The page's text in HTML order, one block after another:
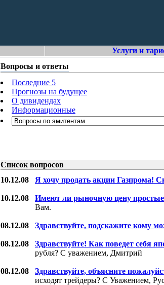
Услуги и
Вопросы и ответы
Последние 5
Прогнозы на будущее
О дивидендах
Информационные
Список вопросов
10.12.08 Я хочу продать акции Газпрома!
10.12.08 Имеют ли рыночную цену
Вам.
08.12.08 Здравствуйте, подскажите кому
08.12.08 Здравствуйте! Как поведет себя
рубля? С уважением, Дмитрий
08.12.08 Здравствуйте, объясните
исходят трейдеры? С Уважением,